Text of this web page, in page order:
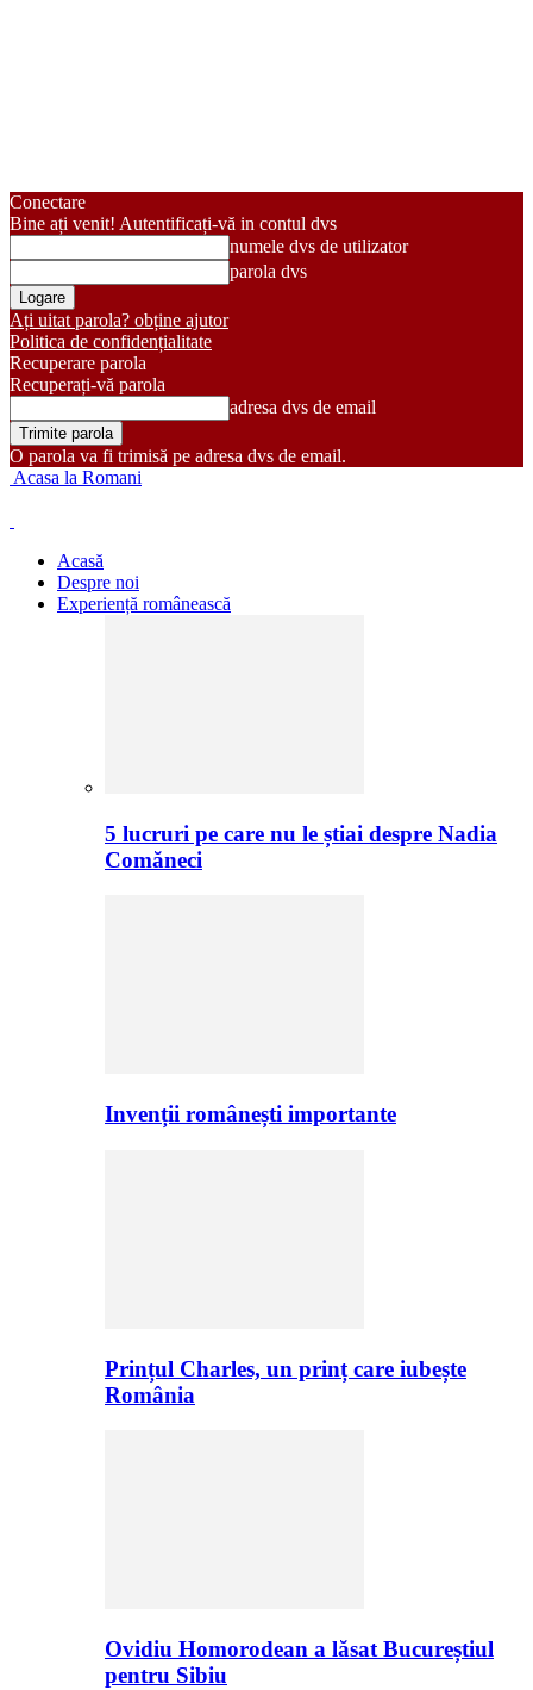
Conectare
Bine ați venit! Autentificați-vă in contul dvs
numele dvs de utilizator
parola dvs
Ați uitat parola? obține ajutor
Politica de confidențialitate
Recuperare parola
Recuperați-vă parola
adresa dvs de email
O parola va fi trimisă pe adresa dvs de email.
Acasa la Romani
Acasă
Despre noi
Experiență românească
5 lucruri pe care nu le știai despre Nadia
Comăneci
Invenții românești importante
Prințul Charles, un prinț care iubește
România
Ovidiu Homorodean a lăsat Bucureștiul
pentru Sibiu